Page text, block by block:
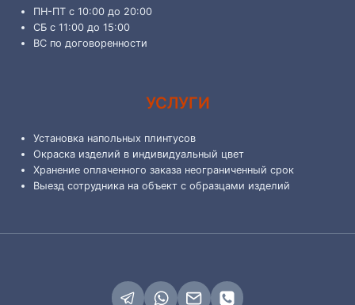
ПН-ПТ с 10:00 до 20:00
СБ с 11:00 до 15:00
ВС по договоренности
УСЛУГИ
Установка напольных плинтусов
Окраска изделий в индивидуальный цвет
Хранение оплаченного заказа неограниченный срок
Выезд сотрудника на объект с образцами изделий